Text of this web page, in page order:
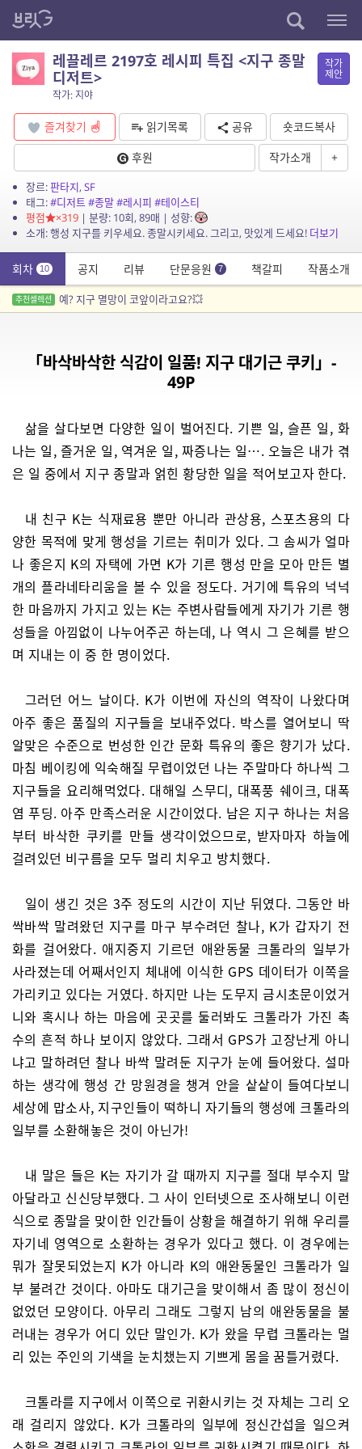
레끌레르 2197호 레시피 특집 <지구 종말
디저트>
작가: 지야
작가
제안
즐겨찾기 읽기목록 공유
숏코드복사
후원
작가소개 +
장르:판타지,SF
태그:#디저트#종말#레시피 #테이스티
평점
×319| 분량: 10회, 89매 | 성향:
소개: 행성 지구를 키우세요. 종말시키세요. 그리고, 맛있게 드세요! 더보기
회차 10 공지 리뷰 단문응원 7 책갈피 작품소개
추천셀렉션 예? 지구 멸망이 코앞이라고요?💥
「바삭바삭한 식감이 일품! 지구 대기근 쿠키」-
49P
삶을 살다보면 다양한 일이 벌어진다. 기쁜 일, 슬픈 일, 화
나는 일, 즐거운 일, 역겨운 일, 짜증나는 일…. 오늘은 내가 겪
은 일 중에서 지구 종말과 얽힌 황당한 일을 적어보고자 한다.
내 친구 K는 식재료용 뿐만 아니라 관상용, 스포츠용의 다
양한 목적에 맞게 행성을 기르는 취미가 있다. 그 솜씨가 얼마
나 좋은지 K의 자택에 가면 K가 기른 행성 만을 모아 만든 별
개의 플라네타리움을 볼 수 있을 정도다. 거기에 특유의 넉넉
한 마음까지 가지고 있는 K는 주변사람들에게 자기가 기른 행
성들을 아낌없이 나누어주곤 하는데, 나 역시 그 은혜를 받으
며 지내는 이 중 한 명이었다.
그러던 어느 날이다. K가 이번에 자신의 역작이 나왔다며
아주 좋은 품질의 지구들을 보내주었다. 박스를 열어보니 딱
알맞은 수준으로 번성한 인간 문화 특유의 좋은 향기가 났다.
마침 베이킹에 익숙해질 무렵이었던 나는 주말마다 하나씩 그
지구들을 요리해먹었다. 대해일 스무디, 대폭풍 쉐이크, 대폭
염 푸딩. 아주 만족스러운 시간이었다. 남은 지구 하나는 처음
부터 바삭한 쿠키를 만들 생각이었으므로, 받자마자 하늘에
걸려있던 비구름을 모두 멀리 치우고 방치했다.
일이 생긴 것은 3주 정도의 시간이 지난 뒤였다. 그동안 바
싹바싹 말려왔던 지구를 마구 부수려던 찰나, K가 갑자기 전
화를 걸어왔다. 애지중지 기르던 애완동물 크톨라의 일부가
사라졌는데 어째서인지 체내에 이식한 GPS 데이터가 이쪽을
가리키고 있다는 거였다. 하지만 나는 도무지 금시초문이었거
니와 혹시나 하는 마음에 곳곳를 둘러봐도 크톨라가 가진 촉
수의 흔적 하나 보이지 않았다. 그래서 GPS가 고장난게 아니
냐고 말하려던 찰나 바싹 말려둔 지구가 눈에 들어왔다. 설마
하는 생각에 행성 간 망원경을 챙겨 안을 샅샅이 들여다보니
세상에 맙소사, 지구인들이 떡하니 자기들의 행성에 크톨라의
일부를 소환해놓은 것이 아닌가!
내 말은 들은 K는 자기가 갈 때까지 지구를 절대 부수지 말
아달라고 신신당부했다. 그 사이 인터넷으로 조사해보니 이런
식으로 종말을 맞이한 인간들이 상황을 해결하기 위해 우리를
자기네 영역으로 소환하는 경우가 있다고 했다. 이 경우에는
뭐가 잘못되었는지 K가 아니라 K의 애완동물인 크톨라가 일
부 불려간 것이다. 아마도 대기근을 맞이해서 좀 많이 정신이
없었던 모양이다. 아무리 그래도 그렇지 남의 애완동물을 불
러내는 경우가 어디 있단 말인가. K가 왔을 무렵 크톨라는 멀
리 있는 주인의 기색을 눈치챘는지 기쁘게 몸을 꿈틀거렸다.
크톨라를 지구에서 이쪽으로 귀환시키는 것 자체는 그리 오
래 걸리지 않았다. K가 크톨라의 일부에 정신간섭을 일으켜